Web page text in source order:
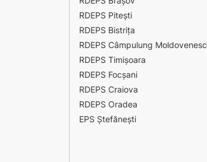
RDEPS Pitești
RDEPS Bistrița
RDEPS Câmpulung Moldovenesc
RDEPS Timișoara
RDEPS Focșani
RDEPS Craiova
RDEPS Oradea
EPS Ștefănești